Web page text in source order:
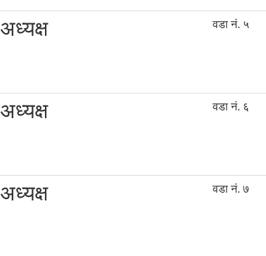
अध्यक्ष वडा नं. ५
अध्यक्ष वडा नं. ६
अध्यक्ष वडा नं. ७